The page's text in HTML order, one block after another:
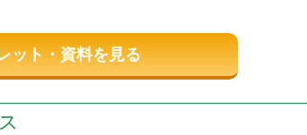
ット・資料を見る